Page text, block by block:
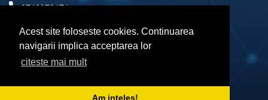
Acest site foloseste cookies. Continuarea
navigarii implica acceptarea lor
citeste mai mult
Am inteles!
0742072474
comenzi@computerescu.ro
URMARESTE-NE SI PE